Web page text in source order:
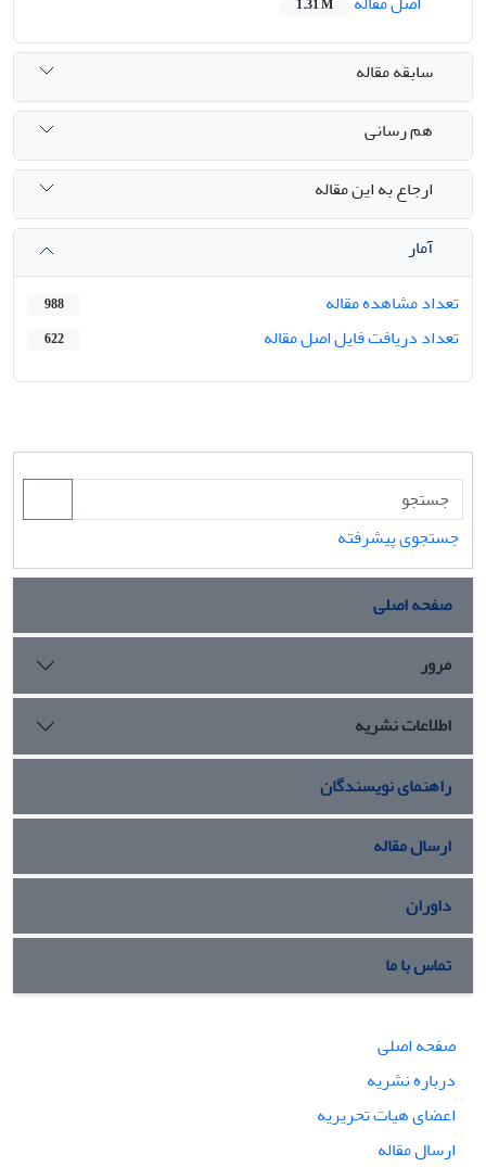
سابقه مقاله
هم رسانی
ارجاع به این مقاله
آمار
تعداد مشاهده مقاله
988
تعداد دریافت فایل اصل مقاله 622
جستجوی پیشرفته
صفحه اصلی
مرور
اطلاعات نشریه
راهنمای نویسندگان
ارسال مقاله
داوران
تماس با ما
صفحه اصلی
درباره نشریه
اعضای هیات تحریریه
ارسال مقاله